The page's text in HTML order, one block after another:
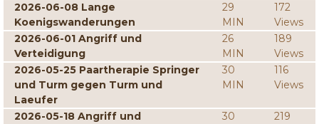
2026-06-08 Lange
Koenigswanderungen
29
MIN
172
Views
2026-06-01 Angriff und
Verteidigung
26
MIN
189
Views
2026-05-25 Paartherapie Springer
und Turm gegen Turm und
Laeufer
30
MIN
116
Views
2026-05-18 Angriff und
30
219